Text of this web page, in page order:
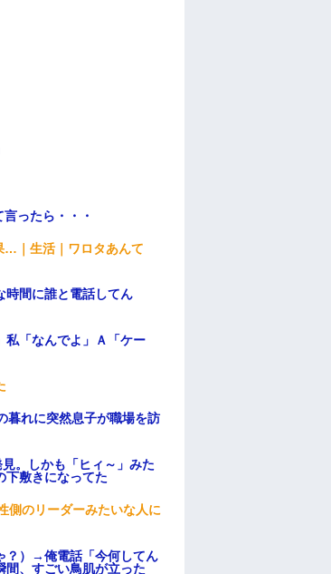
ったら・・・
…｜生活｜ワロタあんて
時間に誰と電話してん
私「なんでよ」Ａ「ケー
暮れに突然息子が職場を訪
。しかも「ヒィ～」みた
下敷きになってた
側のリーダーみたいな人に
？）→俺電話「今何してん
、すごい鳥肌が立った